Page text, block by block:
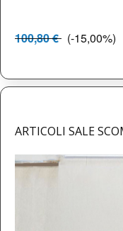
100,80 € (-15,00%)
ARTICOLI SALE